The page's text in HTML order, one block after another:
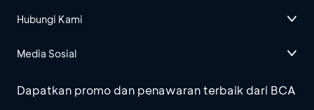
Hubungi Kami
Media Sosial
Dapatkan promo dan penawaran terbaik dari BCA